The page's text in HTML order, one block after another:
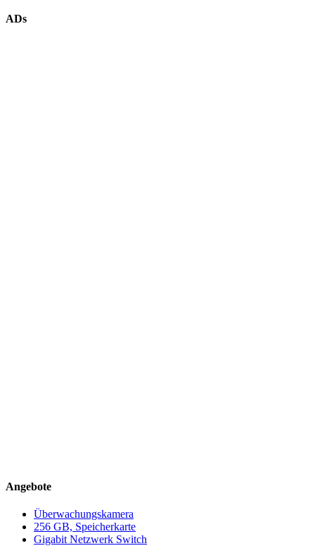
ADs
Angebote
Überwachungskamera
256 GB, Speicherkarte
Gigabit Netzwerk Switch